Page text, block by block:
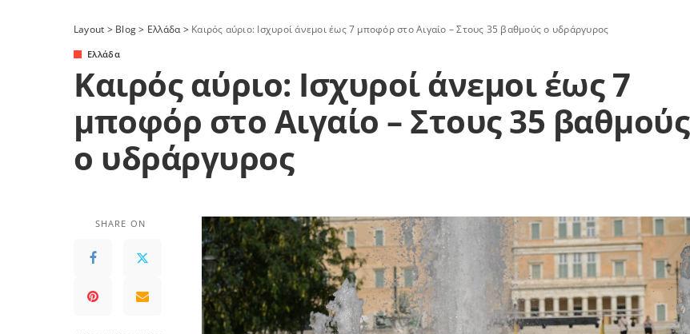
Layout > Blog> Ελλάδα> Καιρός αύριο: Ισχυροί άνεμοι έως 7 μποφόρ στο Αιγαίο – Στους 35 βαθμούς ο υδράργυρος
Ελλάδα
Καιρός αύριο: Ισχυροί άνεμοι έως 7
μποφόρ στο Αιγαίο – Στους 35 βαθμούς
ο υδράργυρος
SHARE ON